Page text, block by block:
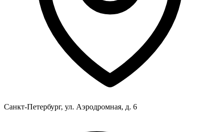
Санкт-Петербург, ул. Аэродромная, д. 6